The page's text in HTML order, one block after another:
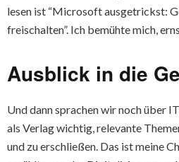
lesen ist “Microsoft ausgetrickst:
freischalten”. Ich bemühte mich,
Ausblick in die
Und dann sprachen wir noch über
als Verlag wichtig, relevante
und zu erschließen. Das ist meine